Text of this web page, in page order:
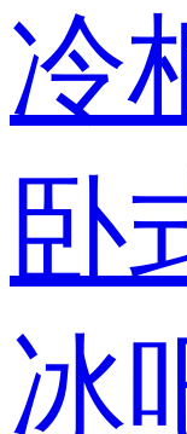
冷
卧
冰